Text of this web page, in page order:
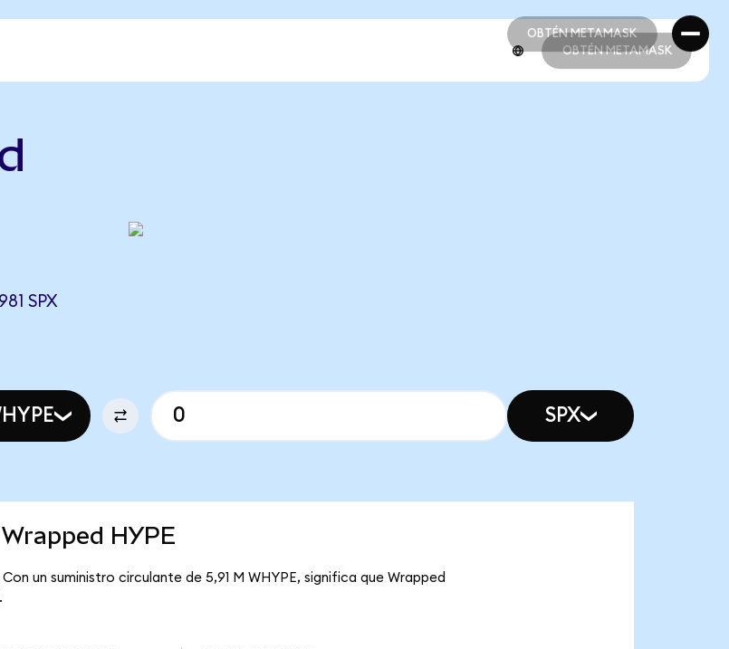
OBTÉN METAMASK
OBTÉN METAMASK
OBTÉN METAMASK
SPX
SPX
HYPE
un suministro circulante de 5,91 M WHYPE, significa que Wrapped